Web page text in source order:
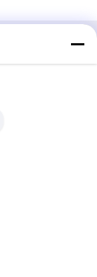
Guangdong,